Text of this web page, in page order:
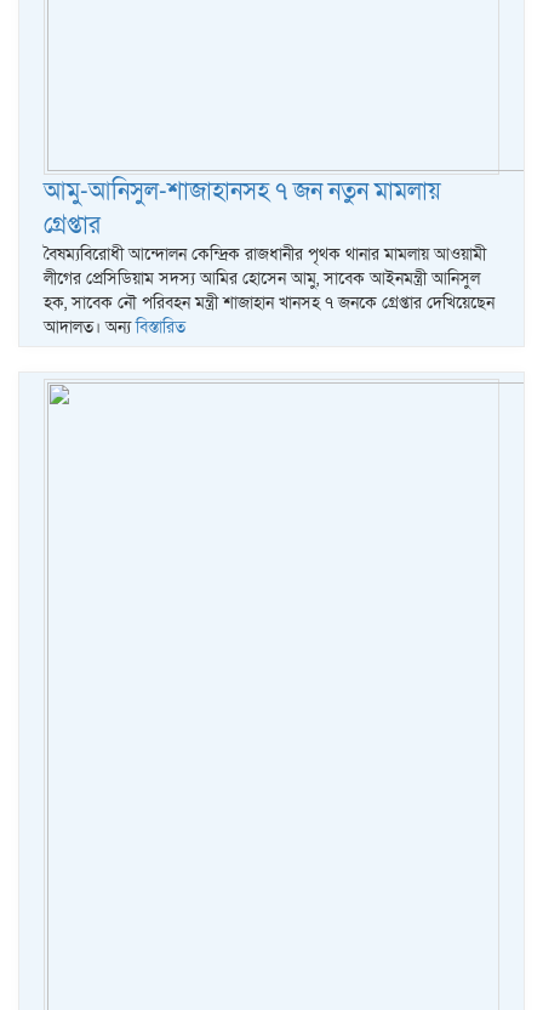
আমু-আনিসুল-শাজাহানসহ ৭ জন নতুন মামলায়
গ্রেপ্তার
বৈষম্যবিরোধী আন্দোলন কেন্দ্রিক রাজধানীর পৃথক থানার মামলায় আওয়ামী
লীগের প্রেসিডিয়াম সদস্য আমির হোসেন আমু, সাবেক আইনমন্ত্রী আনিসুল
হক, সাবেক নৌ পরিবহন মন্ত্রী শাজাহান খানসহ ৭ জনকে গ্রেপ্তার দেখিয়েছেন
আদালত। অন্যবিস্তারিত